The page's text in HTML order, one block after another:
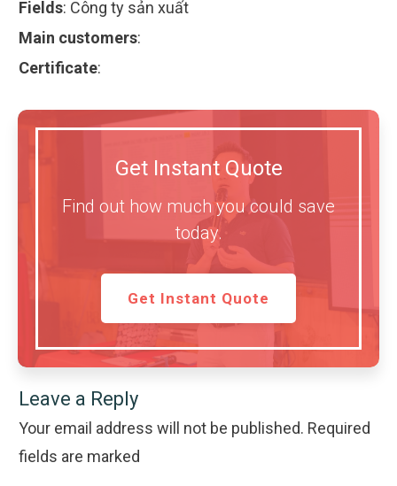
Fields: Công ty sản xuất
Main customers:
Certificate:
Get Instant Quote
Find out how much you could save
today.
Get Instant Quote
Leave a Reply
Your email address will not be published. Required
fields are marked